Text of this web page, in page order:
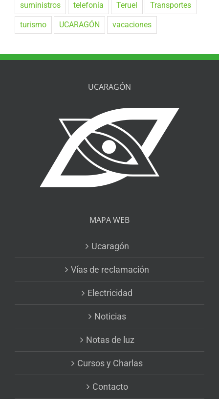
suministros telefonía Teruel Transportes
turismo UCARAGÓN vacaciones
UCARAGÓN
MAPA WEB
Ucaragón
Vías de reclamación
Electricidad
Noticias
Notas de luz
Cursos y Charlas
Contacto